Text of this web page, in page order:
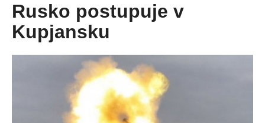
Rusko postupuje v
Kupjansku